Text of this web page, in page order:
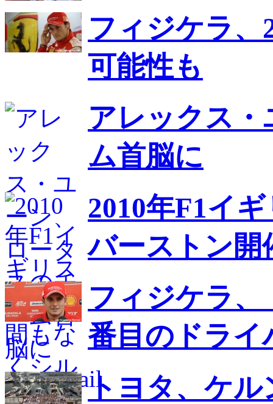
フィジケラ、
可能性も
アレックス
ム首脳に
2010年F1イ
バーストン開
フィジケラ
番目のドライ
トヨタ、ケル